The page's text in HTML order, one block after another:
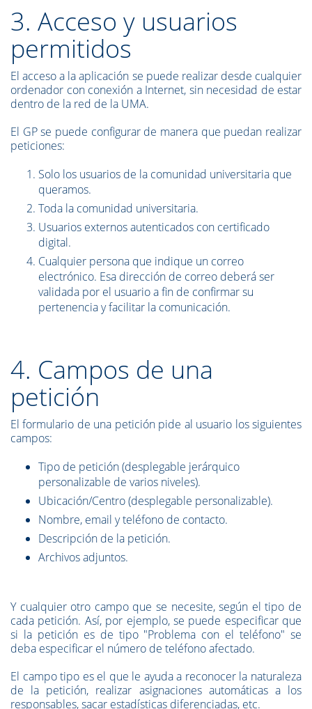
3. Acceso y usuarios
permitidos
El acceso a la aplicación se puede realizar desde cualquier
ordenador con conexión a Internet, sin necesidad de estar
dentro de la red de la UMA.
El GP se puede configurar de manera que puedan realizar
peticiones:
Solo los usuarios de la comunidad universitaria que
queramos.
Toda la comunidad universitaria.
Usuarios externos autenticados con certificado
digital.
Cualquier persona que indique un correo
electrónico. Esa dirección de correo deberá ser
validada por el usuario a fin de confirmar su
pertenencia y facilitar la comunicación.
4. Campos de una
petición
El formulario de una petición pide al usuario los siguientes
campos:
Tipo de petición (desplegable jerárquico
personalizable de varios niveles).
Ubicación/Centro (desplegable personalizable).
Nombre, email y teléfono de contacto.
Descripción de la petición.
Archivos adjuntos.
Y cualquier otro campo que se necesite, según el tipo de
cada petición. Así, por ejemplo, se puede especificar que
si la petición es de tipo "Problema con el teléfono" se
deba especificar el número de teléfono afectado.
El campo tipo es el que le ayuda a reconocer la naturaleza
de la petición, realizar asignaciones automáticas a los
responsables, sacar estadísticas diferenciadas, etc.